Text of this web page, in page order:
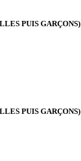
PUIS GARÇONS)
PUIS GARÇONS)